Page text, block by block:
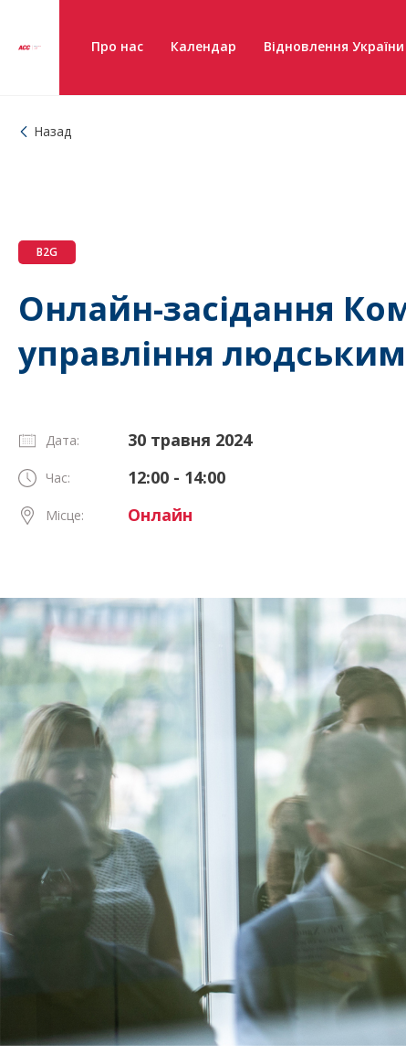
Про нас Календар Відновлення України
Назад
B2G
Онлайн-засідання
управління
Дата: 30 травня 2024
Час: 12:00 - 14:00
Місце: Онлайн